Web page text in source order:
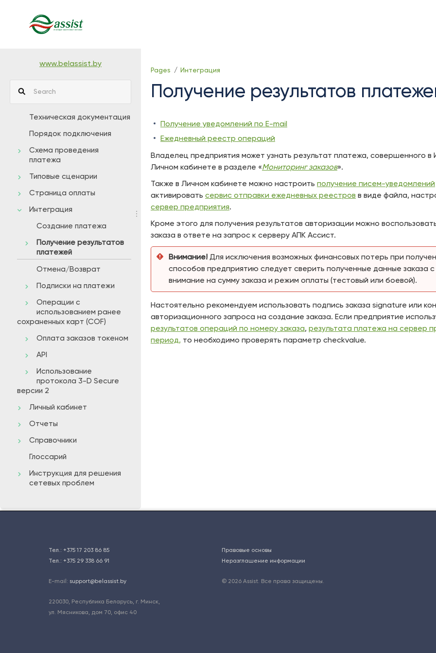
assistive.skiplink.to.header.menu
assistive.skiplink.to.quick.search
www.belassist.by
Техническая документация
Порядок подключения
Схема проведения
платежа
Типовые сценарии
Страница оплаты
Интеграция
Создание платежа
Получение результатов
платежей
Отмена/Возврат
Подписки на платежи
Операции с
использованием ранее
сохраненных карт (COF)
Оплата заказов токеном
API
Использование
протокола 3-D Secure
версии 2
Личный кабинет
Отчеты
Справочники
Глоссарий
Инструкция для решения
сетевых проблем
Pages Интеграция
end
start
Получение результатов
Получение уведомлений по E-mail
Ежедневный реестр операций
Владелец предприятия может узнать результат платежа, совершенного
Личном кабинете в разделе «Мониторинг заказов».
Также в Личном кабинете можно настроить получение писем-уведомлений
активировать сервис отправки ежедневных реестров в виде файла,
сервер предприятия.
Кроме этого для получения результатов авторизации можно
заказа в ответе на запрос к серверу АПК Ассист.
Внимание! Для исключения возможных финансовых потерь при
способов предприятию следует сверить полученные данные заказа
внимание на сумму заказа и режим оплаты (тестовый или боевой).
Настоятельно рекомендуем использовать подпись заказа signature или
авторизационного запроса на создание заказа. Если предприятие
результатов операций по номеру заказа, результата платежа на сервер
период, то необходимо проверять параметр checkvalue.
Тел.: +375 17 203 86 85
Тел.: +375 29 338 66 91
E-mail: support@belassist.by
220030, Республика Беларусь, г. Минск,
ул. Мясникова, дом 70, офис 40
Правовые основы
Неразглашение информации
© 2026 Assist. Все права защищены.